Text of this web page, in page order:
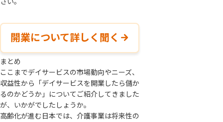
開業について詳しく聞く
まとめ
ここまでデイサービスの市場動向やニーズ、
収益性から「デイサービスを開業したら儲か
るのかどうか」についてご紹介してきました
が、いかがでしたしょうか。
高齢化が進む日本では、介護事業は将来性の